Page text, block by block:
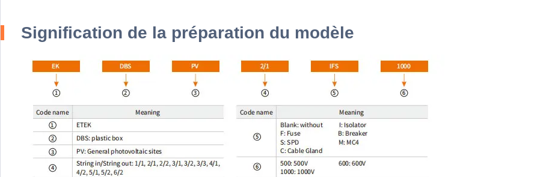
Signification de la préparation du modèle